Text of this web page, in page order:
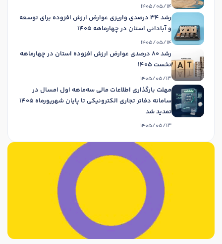
1405/05/14
رشد 34 درصدی واریزی عوارض ارزش افزوده برای توسعه
و آبادانی استان در چهارماهه 1405
1405/05/14
رشد 80 درصدی عوارض ارزش افزوده استان در چهارماهه
نخست 1405
1405/05/13
مهلت بارگذاری اطلاعات مالی سه‌ماهه اول امسال در
سامانه دفاتر تجاری الکترونیکی تا پایان شهریورماه 1405
تمدید شد
1405/05/13